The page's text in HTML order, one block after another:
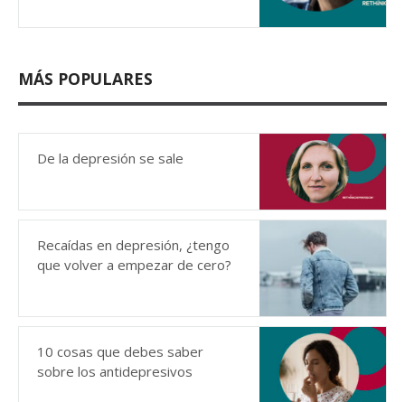
MÁS POPULARES
De la depresión se sale
Recaídas en depresión, ¿tengo
que volver a empezar de cero?
10 cosas que debes saber
sobre los antidepresivos